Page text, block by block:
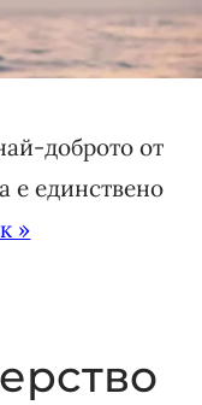
доброто от
е единствено
»